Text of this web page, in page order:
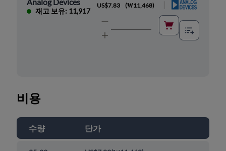
재고 보유: 11,917
US$7.83 (₩11,468)
비용
수량 단가